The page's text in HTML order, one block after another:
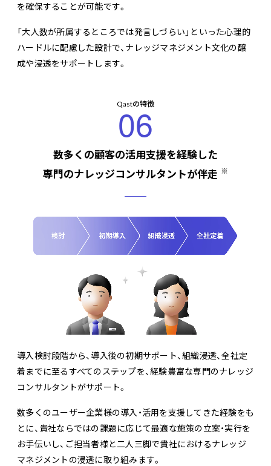
を確保することが可能です。
「大人数が所属するところでは発言しづらい」といった心理的
ハードルに配慮した設計で、ナレッジマネジメント文化の醸
成や浸透をサポートします。
Qastの特徴
06
数多くの顧客の活用支援を経験した
専門のナレッジコンサルタントが伴走 ※
導入検討段階から、導入後の初期サポート、組織浸透、全社定
着までに至るすべてのステップを、経験豊富な専門のナレッジ
コンサルタントがサポート。
数多くのユーザー企業様の導入・活用を支援してきた経験をも
とに、貴社ならではの課題に応じて最適な施策の立案・実行を
お手伝いし、ご担当者様と二人三脚で貴社におけるナレッジ
マネジメントの浸透に取り組みます。